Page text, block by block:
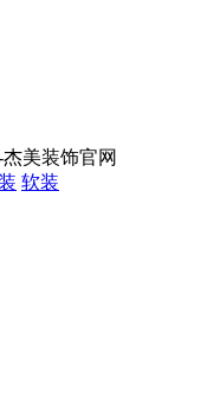
美装饰官网
软装